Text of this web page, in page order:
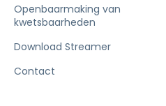
Openbaarmaking van
kwetsbaarheden
Download Streamer
Contact